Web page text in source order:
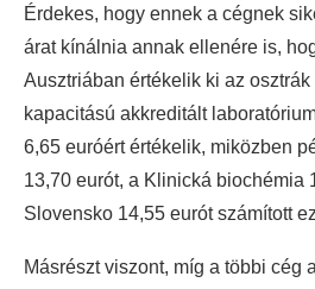
Érdekes, hogy ennek a cégnek
árat kínálnia annak ellenére is,
Ausztriában értékelik ki az osztrák
kapacitású akkreditált
6,65 euróért értékelik, miközben
13,70 eurót, a Klinická biochémia
Slovensko 14,55 eurót számított
Másrészt viszont, míg a többi cég